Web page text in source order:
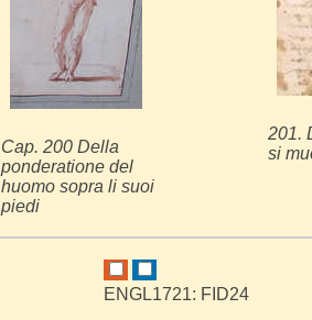
Cap. 200 Della
ponderatione del
huomo sopra li suoi
piedi
201.
si
ENGL1721: FID24